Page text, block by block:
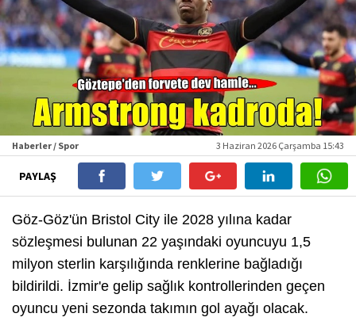
Haberler / Spor 3 Haziran 2026 Çarşamba 15:43
PAYLAŞ
Göz-Göz'ün Bristol City ile 2028 yılına kadar
sözleşmesi bulunan 22 yaşındaki oyuncuyu 1,5
milyon sterlin karşılığında renklerine bağladığı
bildirildi. İzmir'e gelip sağlık kontrollerinden geçen
oyuncu yeni sezonda takımın gol ayağı olacak.